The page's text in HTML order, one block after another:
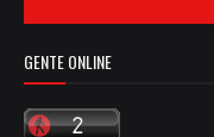
GENTE ONLINE